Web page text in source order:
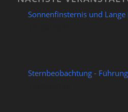
Sonnenfinsternis und
Sternbeobachtung -